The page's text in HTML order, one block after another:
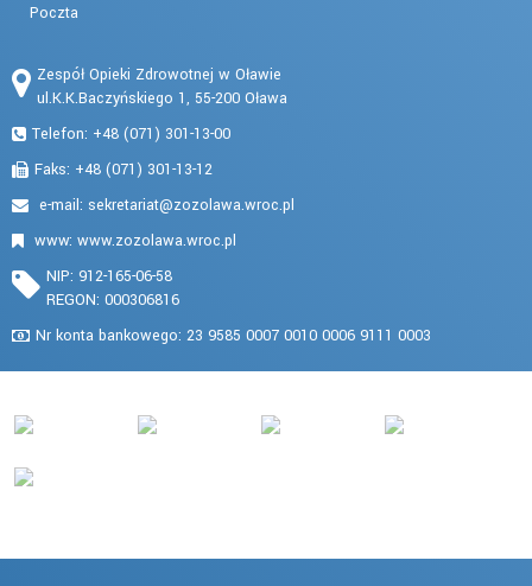
Poczta
Zespół Opieki Zdrowotnej w Oławie
ul.K.K.Baczyńskiego 1, 55-200 Oława
Telefon: +48 (071) 301-13-00
Faks: +48 (071) 301-13-12
e-mail:
www: www.zozolawa.wroc.pl
NIP: 912-165-06-58
REGON: 000306816
Nr konta bankowego: 23 9585 0007 0010 0006 9111 0003